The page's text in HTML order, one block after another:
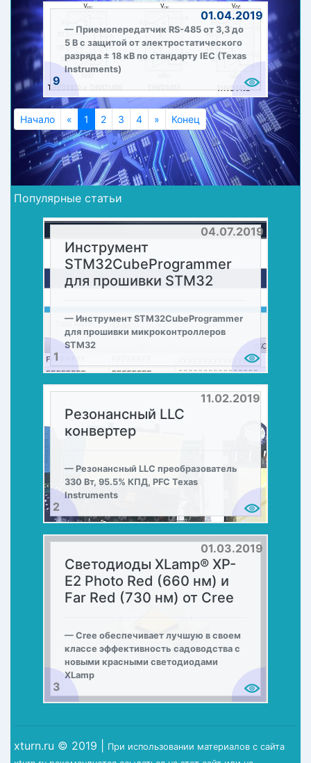
Приемопередатчик RS-485 от 3,3 до
5 В с защитой от электростатического
разряда ± 18 кВ по стандарту IEC (Texas
Instruments)
01.04.2019
9
Начало « Предыдущий
1 (current)
2 3 4 » Следующий
Конец
Популярные статьи
Инструмент
STM32CubeProgrammer
для прошивки STM32
Инструмент STM32CubeProgrammer
для прошивки микроконтроллеров
STM32
04.07.2019
1
Резонансный LLC
конвертер
Резонансный LLC преобразователь
330 Вт, 95.5% КПД, PFC Texas
Instruments
11.02.2019
2
Светодиоды XLamp® XP-
E2 Photo Red (660 нм) и
Far Red (730 нм) от Cree
Cree обеспечивает лучшую в своем
классе эффективность садоводства с
новыми красными светодиодами
XLamp
01.03.2019
3
xturn.ru © 2019 |
При использовании материалов с сайта